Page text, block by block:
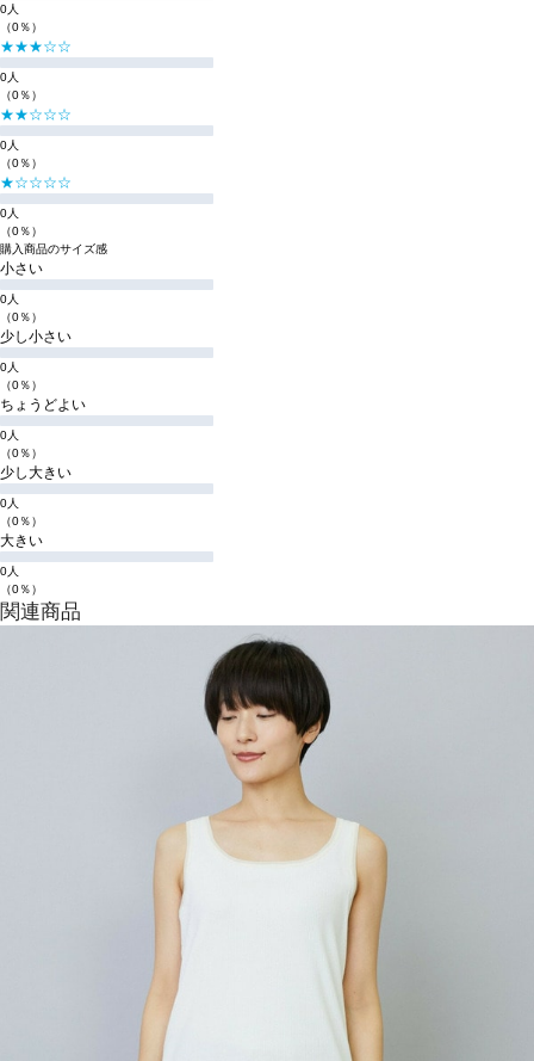
0人
（0％）
★★★☆☆
0人
（0％）
★★☆☆☆
0人
（0％）
★☆☆☆☆
0人
（0％）
購入商品のサイズ感
小さい
0人
（0％）
少し小さい
0人
（0％）
ちょうどよい
0人
（0％）
少し大きい
0人
（0％）
大きい
0人
（0％）
関連商品